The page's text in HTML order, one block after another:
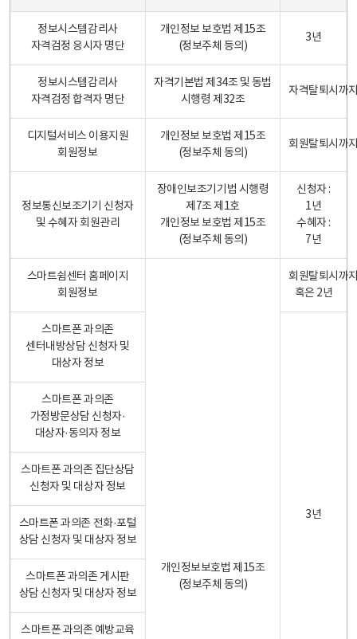
정보시스템감리사
자격검정 응시자 명단
개인정보 보호법 제15조
(정보주체 등의)
3년
정보시스템감리사
자격검정 합격자 명단
자격기본법 제34조 및 동법
시행령 제32조
자격탈퇴시까
디지털서비스 이용지원
회원정보
개인정보 보호법 제15조
(정보주체 동의)
회원탈퇴시까
정보통신보조기기 신청자
및 수혜자 회원관리
장애인보조기기법 시행령
제7조 제1호
개인정보 보호법 제15조
(정보주체 동의)
신청자 :
1년
수혜자 :
7년
스마트쉼센터 홈페이지
회원정보
개인정보보호법 제15조
(정보주체 동의)
회원탈퇴시까
혹은 2년
스마트폰 과의존
센터내방상담 신청자 및
대상자 정보
3년
스마트폰 과의존
가정방문상담 신청자·
대상자·동의자 정보
스마트폰 과의존 집단상담
신청자 및 대상자 정보
스마트폰 과의존 전화·포털
상담 신청자 및 대상자 정보
스마트폰 과의존 게시판
상담 신청자 및 대상자 정보
스마트폰 과의존 예방교육